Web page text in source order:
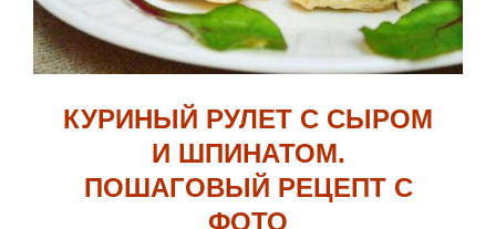
КУРИНЫЙ РУЛЕТ С СЫРОМ
И ШПИНАТОМ.
ПОШАГОВЫЙ РЕЦЕПТ С
ФОТО